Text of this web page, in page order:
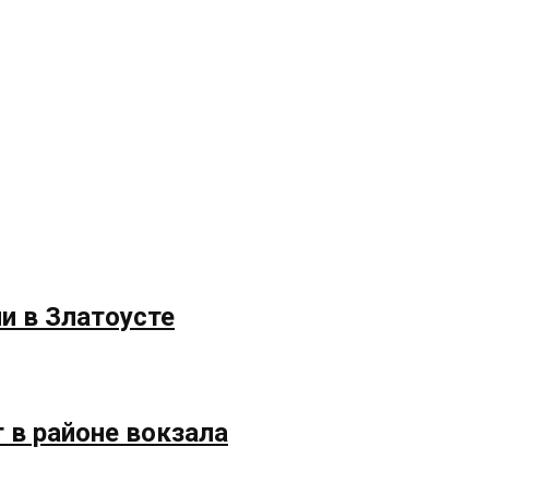
в Златоусте
районе вокзала